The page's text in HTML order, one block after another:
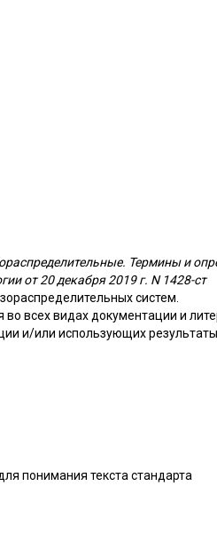
Термины и
от 20 декабря 2019 г. N 1428-ст
систем.
всех видах документации и
и/или использующих
понимания текста стандарта